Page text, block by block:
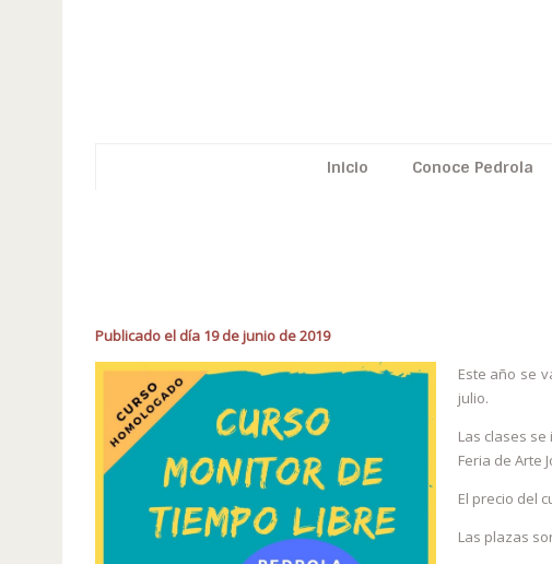
Inicio Conoce Pedrola
Publicado el día 19 de junio de 2019
Este año se
julio.
Las clases
Feria de Arte
El precio del
Las plazas